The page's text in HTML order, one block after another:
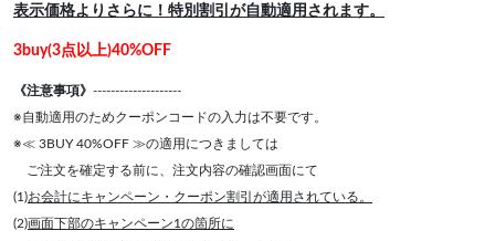
表示価格よりさらに！特別割引が自動適用されます。
3buy(3点以上)40%OFF
《注意事項》 --------------------
※自動適用のためクーポンコードの入力は不要です。
※≪ 3BUY 40%OFF ≫の適用につきましては
ご注文を確定する前に、注文内容の確認画面にて
(1)お会計にキャンペーン・クーポン割引が適用されている。
(2)画面下部のキャンペーン1の箇所に